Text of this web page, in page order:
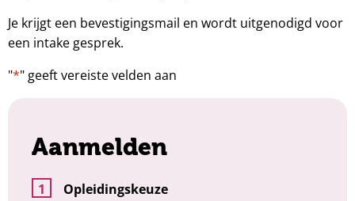
Je krijgt een bevestigingsmail en wordt uitgenodigd voor
een intake gesprek.
"*" geeft vereiste velden aan
Aanmelden
Opleidingskeuze